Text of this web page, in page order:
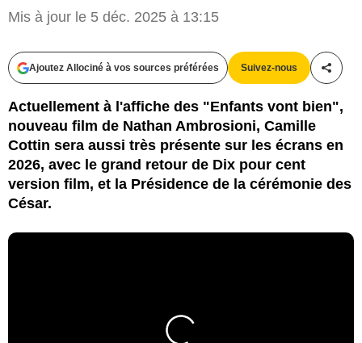
Mis à jour le 5 déc. 2025 à 13:15
Ajoutez Allociné à vos sources préférées Suivez-nous
Actuellement à l'affiche des "Enfants vont bien",
nouveau film de Nathan Ambrosioni, Camille
Cottin sera aussi très présente sur les écrans en
2026, avec le grand retour de Dix pour cent
version film, et la Présidence de la cérémonie des
César.